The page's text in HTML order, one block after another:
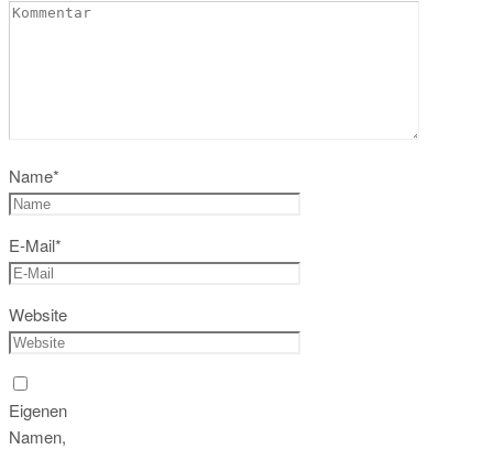
Name*
E-Mail*
Website
Eigenen
Namen,